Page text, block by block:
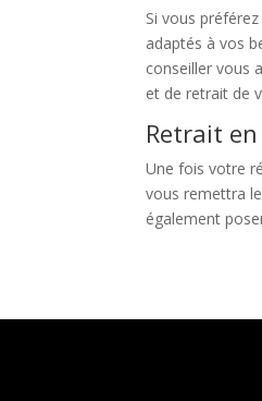
Si vous
adaptés à vos
conseiller vous
et de retrait de
Retrait
Une fois votre
vous remettra
également